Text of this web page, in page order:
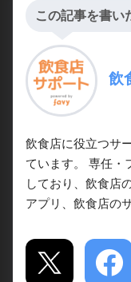
この記事を書い
飲
飲食店に役立つサ
ています。 専任・
しており、飲食店
アプリ、飲食店の